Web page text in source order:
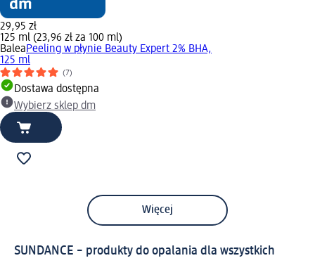
29,95 zł
125 ml (23,96 zł za 100 ml)
BaleaPeeling w płynie Beauty Expert 2% BHA,
125 ml
(7)
Dostawa dostępna
Wybierz sklep dm
Więcej
SUNDANCE – produkty do opalania dla wszystkich